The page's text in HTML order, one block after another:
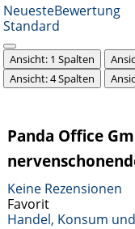
NeuesteBewertung
Standard
Ansicht: 1 Spalten
Ansicht: 4 Spalten
Panda Office
Keine Rezensionen
Favorit
Handel, Konsum